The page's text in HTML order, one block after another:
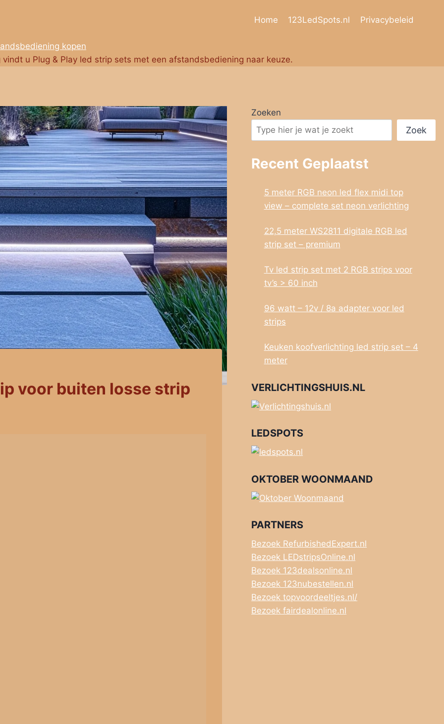
Home 123LedSpots.nl Privacybeleid
kopen
vindt u Plug & Play led strip sets met een afstandsbediening naar keuze.
voor buiten losse strip
Zoeken
Zoek
Recent Geplaatst
5 meter RGB neon led flex midi top
view – complete set neon verlichting
22,5 meter WS2811 digitale RGB led
strip set – premium
Tv led strip set met 2 RGB strips voor
tv’s > 60 inch
96 watt – 12v / 8a adapter voor led
strips
Keuken koofverlichting led strip set – 4
meter
VERLICHTINGSHUIS.NL
LEDSPOTS
OKTOBER WOONMAAND
PARTNERS
Bezoek RefurbishedExpert.nl
Bezoek LEDstripsOnline.nl
Bezoek 123dealsonline.nl
Bezoek 123nubestellen.nl
Bezoek topvoordeeltjes.nl/
Bezoek fairdealonline.nl